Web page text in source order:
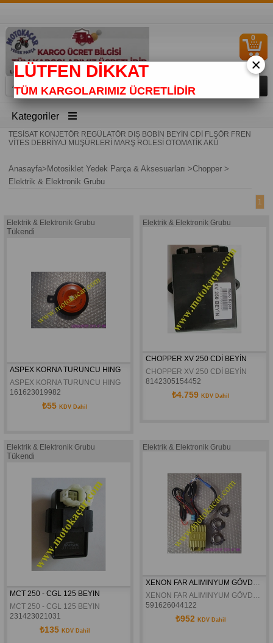
0
Kategoriler
TESİSAT KONJETÖR REGÜLATÖR DIŞ BOBİN BEYİN CDİ FLŞÖR FREN
VİTES DEBRİYAJ MUŞÜRLERİ MARŞ ROLESİ OTOMATİK AKÜ
Anasayfa> Motosiklet Yedek Parça & Aksesuarları >Chopper>
Elektrik & Elektronik Grubu
1
Elektrik & Elektronik Grubu
Tükendi
ASPEX KORNA TURUNCU HING
ASPEX KORNA TURUNCU HING
161623019982
₺55 KDV Dahil
Elektrik & Elektronik Grubu
CHOPPER XV 250 CDİ BEYİN
CHOPPER XV 250 CDİ BEYİN
8142305154452
₺4.759 KDV Dahil
Elektrik & Elektronik Grubu
Tükendi
MCT 250 - CGL 125 BEYIN
MCT 250 - CGL 125 BEYIN
231423021031
₺135 KDV Dahil
Elektrik & Elektronik Grubu
591626044122
₺952 KDV Dahil
×
LÜTFEN DİKKAT
TÜM KARGOLARIMIZ ÜCRETLİDİR